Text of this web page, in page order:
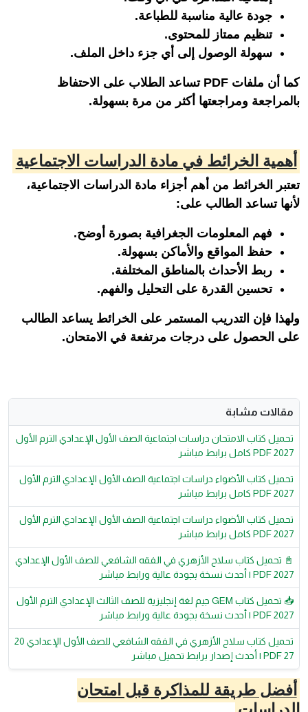
جودة عالية مناسبة للطباعة.
تنظيم ممتاز للمحتوى.
سهولة الوصول إلى أي جزء داخل الملف.
كما أن ملفات PDF تساعد الطلاب على الاحتفاظ
بالمراجعة ومراجعتها أكثر من مرة بسهولة.
أهمية الخرائط في مادة الدراسات الاجتماعية
تعتبر الخرائط من أهم أجزاء مادة الدراسات الاجتماعية،
لأنها تساعد الطالب على:
فهم المعلومات الجغرافية بصورة أوضح.
حفظ المواقع والأماكن بسهولة.
ربط الأحداث بالمناطق المختلفة.
تحسين القدرة على التحليل والفهم.
ولهذا فإن التدريب المستمر على الخرائط يساعد الطالب
على الحصول على درجات مرتفعة في الامتحان.
مقالات مشابة
تحميل كتاب الامتحان دراسات اجتماعية الصف الأول الإعدادي الترم الأول
2027 PDF كامل برابط مباشر
تحميل كتاب الأضواء دراسات اجتماعية الصف الأول الإعدادي الترم الأول
2027 PDF كامل برابط مباشر
تحميل كتاب الأضواء دراسات اجتماعية الصف الأول الإعدادي الترم الأول
2027 PDF كامل برابط مباشر
📓 تحميل كتاب سلاح الأزهري في الفقه الشافعي للصف الأول الإعدادي
2027 PDF | أحدث نسخة بجودة عالية ورابط مباشر
📥 تحميل كتاب GEM جيم لغة إنجليزية للصف الثالث الإعدادي الترم الأول
2027 PDF | أحدث نسخة بجودة عالية ورابط مباشر
تحميل كتاب سلاح الأزهري في الفقه الشافعي للصف الأول الإعدادي 20
27 PDF | أحدث إصدار برابط تحميل مباشر
أفضل طريقة للمذاكرة قبل امتحان